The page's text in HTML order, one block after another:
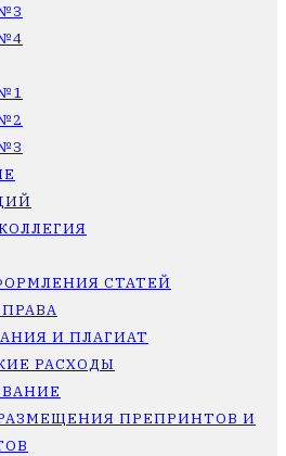
СТАТЕЙ
И ПЛАГИАТ
РАСХОДЫ
ПРЕПРИНТОВ И